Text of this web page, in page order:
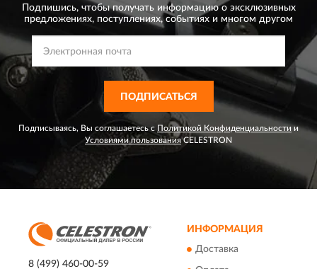
Подпишись, чтобы получать информацию о эксклюзивных
предложениях, поступлениях, событиях и многом другом
ПОДПИСАТЬСЯ
Подписываясь, Вы соглашаетесь с Политикой Конфиденциальности и
Условиями пользованияCELESTRON
8 (499) 460-00-59
ИНФОРМАЦИЯ
Доставка